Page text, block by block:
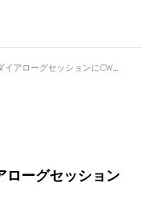
ローグセッション